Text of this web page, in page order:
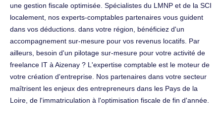
une gestion fiscale optimisée. Spécialistes du LMNP et de la SCI
localement, nos experts-comptables partenaires vous guident
dans vos déductions. dans votre région, bénéficiez d'un
accompagnement sur-mesure pour vos revenus locatifs. Par
ailleurs, besoin d'un pilotage sur-mesure pour votre activité de
freelance IT à Aizenay ? L'expertise comptable est le moteur de
votre création d'entreprise. Nos partenaires dans votre secteur
maîtrisent les enjeux des entrepreneurs dans les Pays de la
Loire, de l'immatriculation à l'optimisation fiscale de fin d'année.